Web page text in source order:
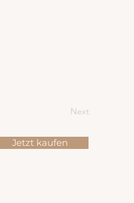
Next
Jetzt kaufen